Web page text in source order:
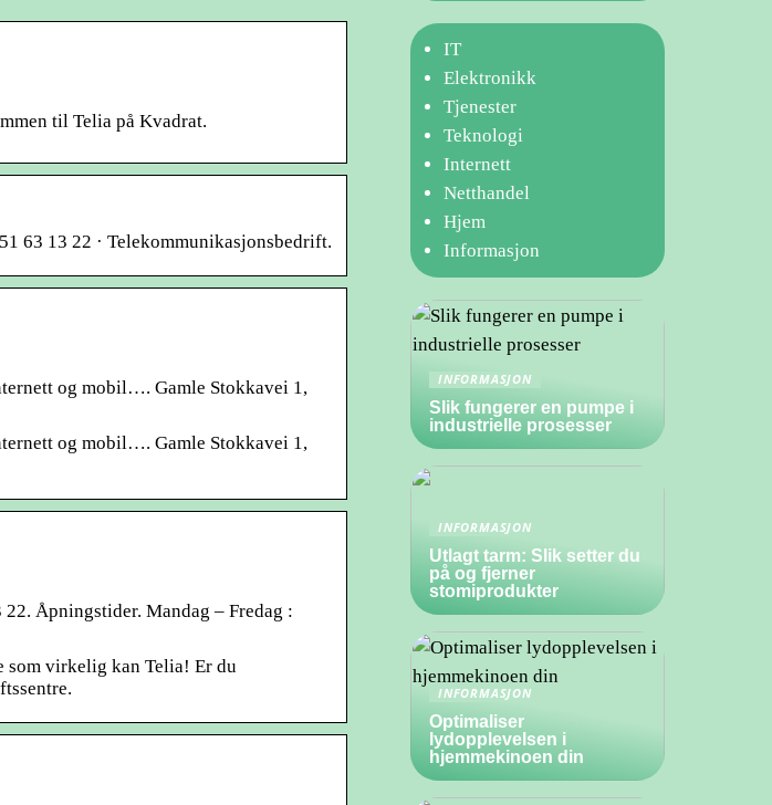
til Telia på Kvadrat.
63 13 22 · Telekommunikasjonsbedrift.
og mobil…. Gamle Stokkavei 1,
og mobil…. Gamle Stokkavei 1,
22. Åpningstider. Mandag – Fredag :
som virkelig kan Telia! Er du
IT
Elektronikk
Tjenester
Teknologi
Internett
Netthandel
Hjem
Informasjon
INFORMASJON
Slik fungerer en pumpe i
industrielle prosesser
INFORMASJON
Utlagt tarm: Slik setter du
på og fjerner
stomiprodukter
INFORMASJON
Optimaliser
lydopplevelsen i
hjemmekinoen din